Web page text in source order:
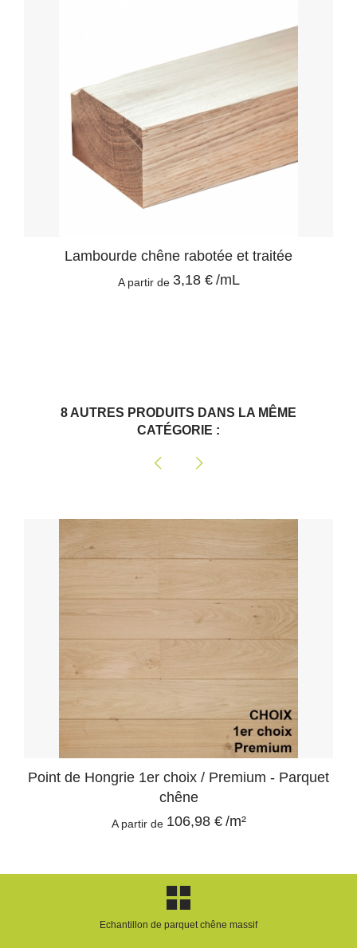
Lambourde chêne rabotée et traitée
A partir de 3,18 € /mL
8 AUTRES PRODUITS DANS LA MÊME
CATÉGORIE :
Point de Hongrie 1er choix / Premium - Parquet
chêne
A partir de 106,98 € /m²
Echantillon de parquet chêne massif